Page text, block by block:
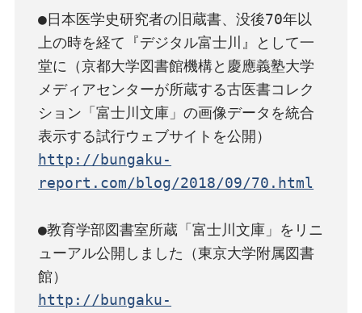
●日本医学史研究者の旧蔵書、没後70年以
上の時を経て『デジタル富士川』として一
堂に（京都大学図書館機構と慶應義塾大学
メディアセンターが所蔵する古医書コレク
ション「富士川文庫」の画像データを統合
http://bungaku-
report.com/blog/2018/09/70.html
●教育学部図書室所蔵「富士川文庫」をリニ
ューアル公開しました（東京大学附属図書
http://bungaku-